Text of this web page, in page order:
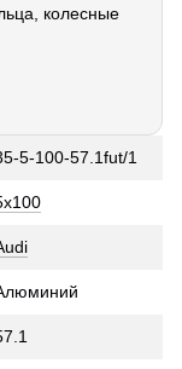
колесные
5-100-57.1fut/1